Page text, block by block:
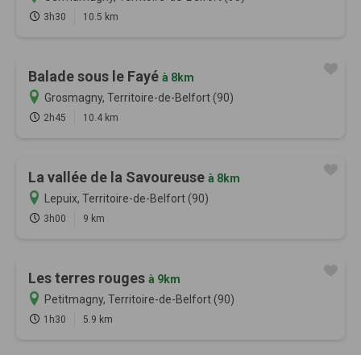
3h30 10.5 km
Balade sous le Fayé à 8km
Grosmagny, Territoire-de-Belfort (90)
2h45 10.4 km
La vallée de la Savoureuse à 8km
Lepuix, Territoire-de-Belfort (90)
3h00 9 km
Les terres rouges à 9km
Petitmagny, Territoire-de-Belfort (90)
1h30 5.9 km